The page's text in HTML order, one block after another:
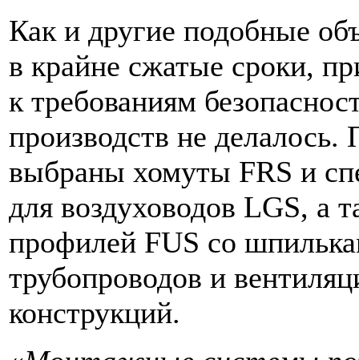
Как и другие подобные
в крайне сжатые сроки,
к требованиям
производств не
выбраны хомуты FRS и
для воздуховодов LGS, а
профилей FUS со
трубопроводов и
конструкций.